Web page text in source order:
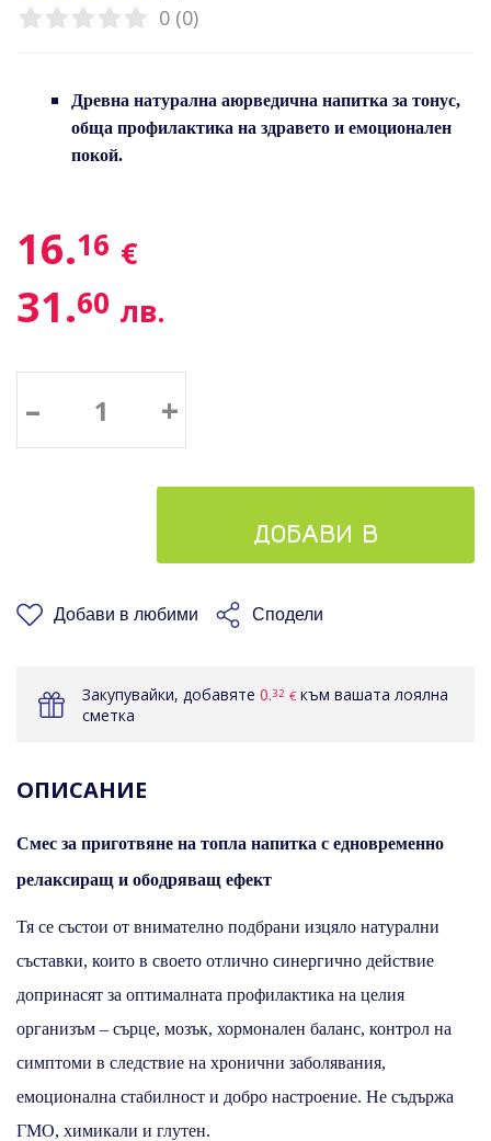
0 (0)
Древна натурална аюрведична напитка за тонус,
обща профилактика на здравето и емоционален
покой.
16.16 €
31.60 лв.
– +
ДОБАВИ В
КОШНИЦАТА
Добави в любими Сподели
Закупувайки, добавяте 0.32 € към вашата лоялна
сметка
ОПИСАНИЕ
Смес за приготвяне на топла напитка с едновременно
релаксиращ и ободряващ ефект
Тя се състои от внимателно подбрани изцяло натурални
съставки, които в своето отлично синергично действие
допринасят за оптималната профилактика на целия
организъм – сърце, мозък, хормонален баланс, контрол на
симптоми в следствие на хронични заболявания,
емоционална стабилност и добро настроение. Не съдържа
ГМО, химикали и глутен.